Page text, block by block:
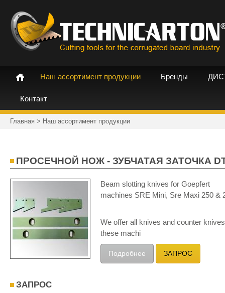
Наш ассортимент продукции Бренды
Контакт
Главная > Наш ассортимент продукции
ПРОСЕЧНОЙ НОЖ - ЗУБЧАТАЯ ЗАТОЧКА
Beam slotting knives for Goepfert
machines SRE Mini, Sre Maxi 250 &
We offer all knives and counter
these machi
Подробнее ЗАПРОС
ЗАПРОС